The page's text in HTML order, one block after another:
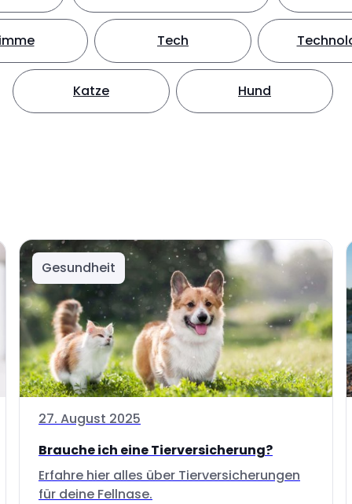
Tech
Katze Hund
Gesundheit
27. August 2025
Brauche ich eine Tierversicherung?
Erfahre hier alles über Tierversicherungen
für deine Fellnase.